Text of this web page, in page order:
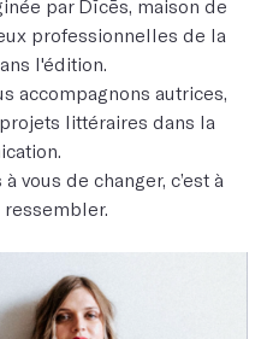
par Dīcēs, maison de
professionnelles de la
l'édition.
accompagnons autrices,
littéraires dans la
vous de changer, c’est à